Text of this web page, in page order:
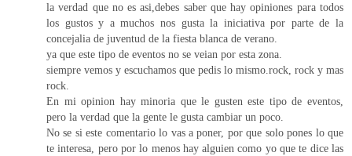
la verdad que no es asi,debes saber que hay opiniones para todos
los gustos y a muchos nos gusta la iniciativa por parte de la
concejalia de juventud de la fiesta blanca de verano.
ya que este tipo de eventos no se veian por esta zona.
siempre vemos y escuchamos que pedis lo mismo.rock, rock y mas
rock.
En mi opinion hay minoria que le gusten este tipo de eventos,
pero la verdad que la gente le gusta cambiar un poco.
No se si este comentario lo vas a poner, por que solo pones lo que
te interesa, pero por lo menos hay alguien como yo que te dice las